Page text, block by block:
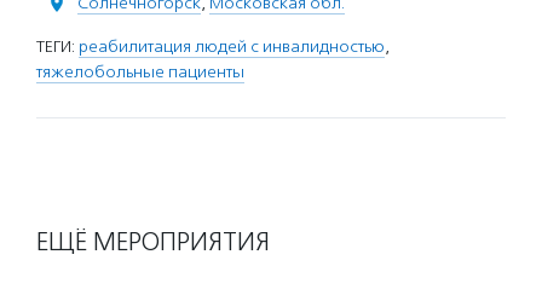
ТЕГИ: реабилитация людей с инвалидностью,
тяжелобольные пациенты
ЕЩЁ МЕРОПРИЯТИЯ